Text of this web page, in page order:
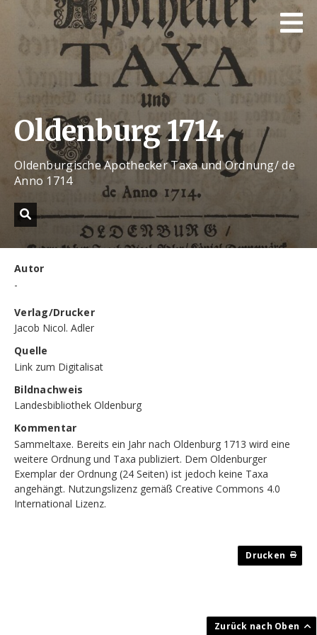
Oldenburg 1714
Oldenburgische Apothecker Taxa und Ordnung/ de
Anno 1714
Autor
-
Verlag/Drucker
Jacob Nicol. Adler
Quelle
Link zum Digitalisat
Bildnachweis
Landesbibliothek Oldenburg
Kommentar
Sammeltaxe. Bereits ein Jahr nach Oldenburg 1713 wird eine
weitere Ordnung und Taxa publiziert. Dem Oldenburger
Exemplar der Ordnung (24 Seiten) ist jedoch keine Taxa
angehängt. Nutzungslizenz gemäß Creative Commons 4.0
International Lizenz.